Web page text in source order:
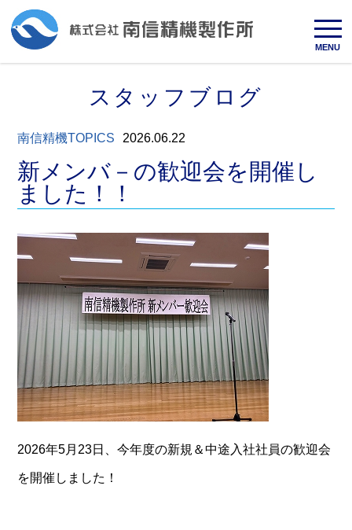
MENU
スタッフブログ
南信精機TOPICS 2026.06.22
新メンバ－の歓迎会を開催し
ました！！
2026年5月23日、今年度の新規＆中途入社社員の歓迎会
を開催しました！